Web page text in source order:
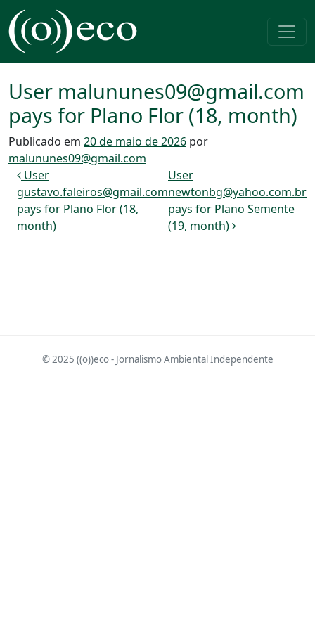
Pular para o conteúdo
Navegação principal
User malununes09@gmail.com
pays for Plano Flor (18, month)
Publicado em 20 de maio de 2026 por
malununes09@gmail.com
Navegação de post
User
gustavo.faleiros@gmail.com
pays for Plano Flor (18,
month)
User
newtonbg@yahoo.com.br
pays for Plano Semente
(19, month)
© 2025 ((o))eco - Jornalismo Ambiental Independente